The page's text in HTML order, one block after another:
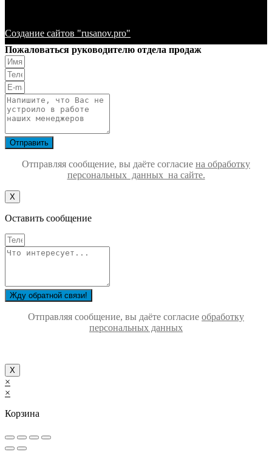
Создание сайтов "rusanov.pro"
Пожаловаться руководителю отдела продаж
Отправить
Отправляя сообщение, вы даёте согласие на обработку
персональных данных на сайте.
Х
Оставить сообщение
Жду обратной связи!
Отправляя сообщение, вы даёте согласие обработку
персональных данных
Х
×
×
Корзина